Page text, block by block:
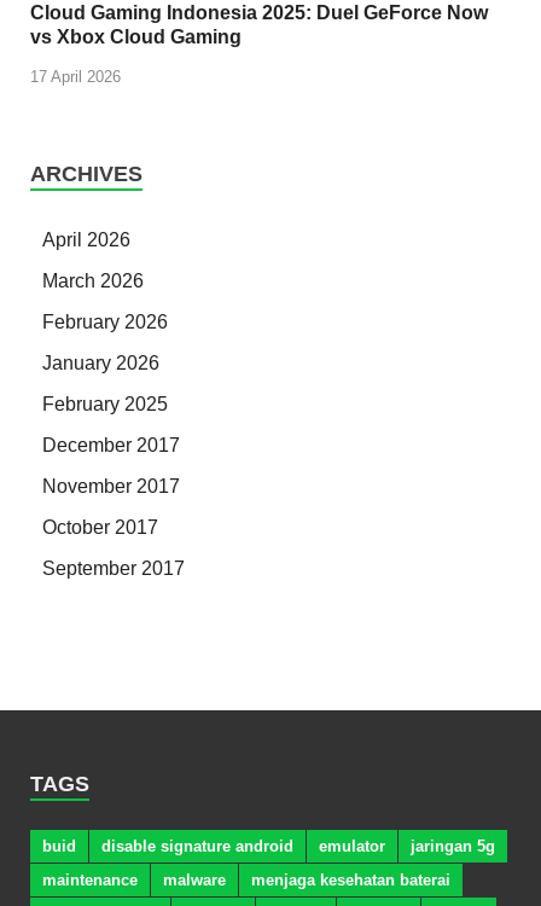
Cloud Gaming Indonesia 2025: Duel GeForce Now
vs Xbox Cloud Gaming
17 April 2026
ARCHIVES
April 2026
March 2026
February 2026
January 2026
February 2025
December 2017
November 2017
October 2017
September 2017
TAGS
buid disable signature android emulator
jaringan 5g
maintenance
malware
menjaga kesehatan baterai